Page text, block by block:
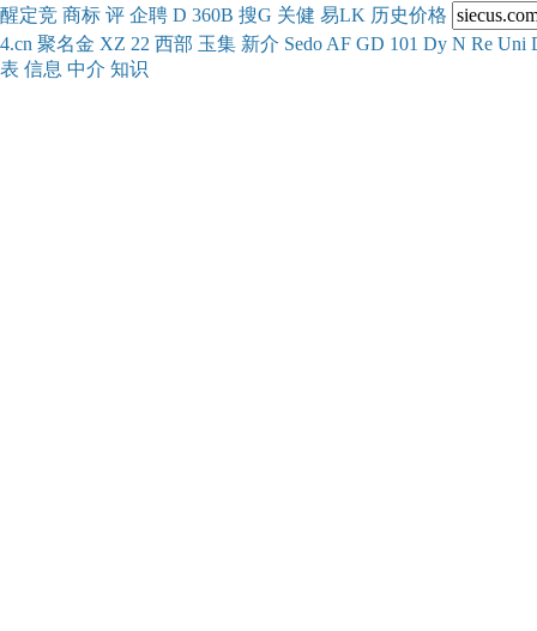
醒定竞 商标 评 企聘 D 360B 搜G 关健 易LK 历史价格
4.cn 聚名金 XZ 22 西部 玉集 新介 Sedo AF GD 101 Dy N Re Uni
表 信息 中介 知识